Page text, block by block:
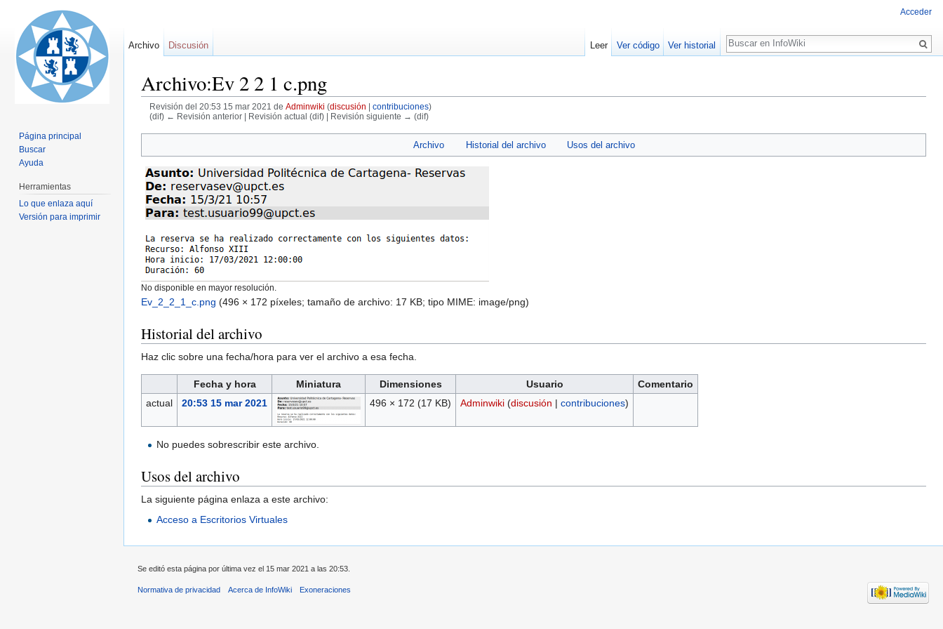
Archivo:Ev 2 2 1 c.png
Revisión del 20:53 15 mar 2021 de Adminwiki (discusión contribuciones)
(dif) ← Revisión anterior | Revisión actual (dif) | Revisión siguiente → (dif)
Archivo Historial del archivo Usos del archivo
No disponible en mayor resolución.
Ev_2_2_1_c.png (496 × 172 píxeles; tamaño de archivo: 17 KB; tipo MIME: image/png)
Historial del archivo
Haz clic sobre una fecha/hora para ver el archivo a esa fecha.
Fecha y hora Miniatura Dimensiones Usuario
Comentario
actual
20:53 15 mar 2021 496 × 172 (17 KB) Adminwiki (discusión | contribuciones)
No puedes sobrescribir este archivo.
Usos del archivo
La siguiente página enlaza a este archivo:
Acceso a Escritorios Virtuales
Acceder
Archivo Discusión Leer Ver código Ver historial
Buscar
Página principal
Buscar
Ayuda
Herramientas
Lo que enlaza aquí
Versión para imprimir
Se editó esta página por última vez el 15 mar 2021 a las 20:53.
Normativa de privacidad Acerca de InfoWiki Exoneraciones